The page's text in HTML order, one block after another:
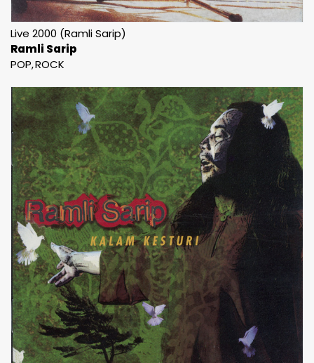
Live 2000 (Ramli Sarip)
Ramli Sarip
POP ROCK